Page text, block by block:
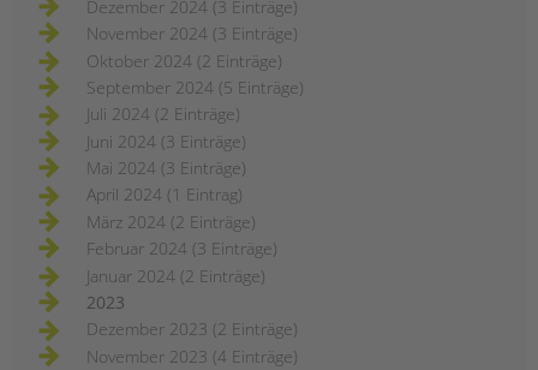
Dezember 2024 (3 Einträge)
November 2024 (3 Einträge)
Oktober 2024 (2 Einträge)
September 2024 (5 Einträge)
Juli 2024 (2 Einträge)
Juni 2024 (3 Einträge)
Mai 2024 (3 Einträge)
April 2024 (1 Eintrag)
März 2024 (2 Einträge)
Februar 2024 (3 Einträge)
Januar 2024 (2 Einträge)
2023
Dezember 2023 (2 Einträge)
November 2023 (4 Einträge)